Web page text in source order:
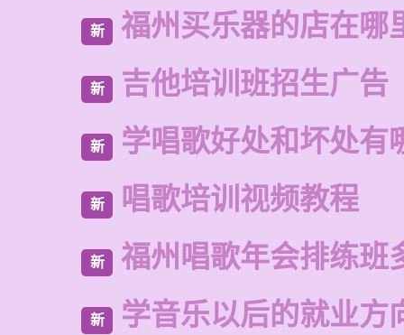
新 福州买乐器的店在哪
新 吉他培训班招生广告
新 学唱歌好处和坏处有
新 唱歌培训视频教程
新 福州唱歌年会排练班
新 学音乐以后的就业方